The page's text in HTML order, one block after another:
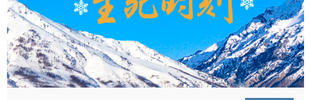
生态酿
酱酒知